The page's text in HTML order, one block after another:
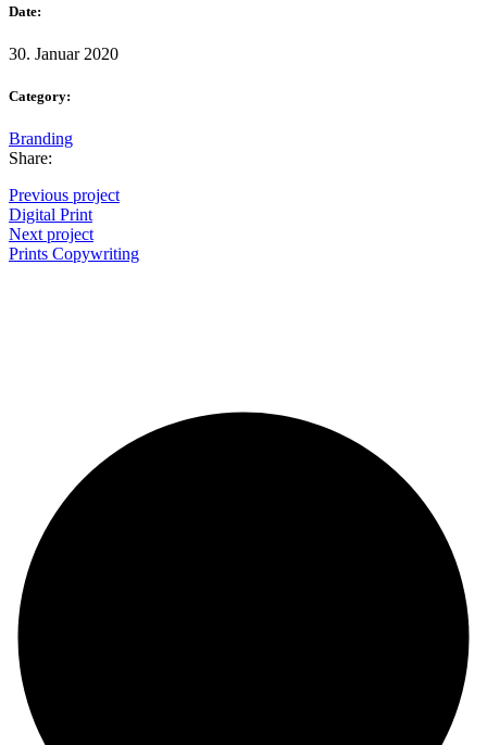
Date:
30. Januar 2020
Category:
Branding
Share:
Previous project
Digital Print
Next project
Prints Copywriting